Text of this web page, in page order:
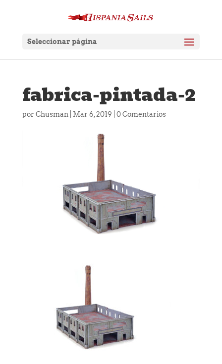
Seleccionar página
fabrica-pintada-2
por Chusman Mar 6, 2019 0 Comentarios